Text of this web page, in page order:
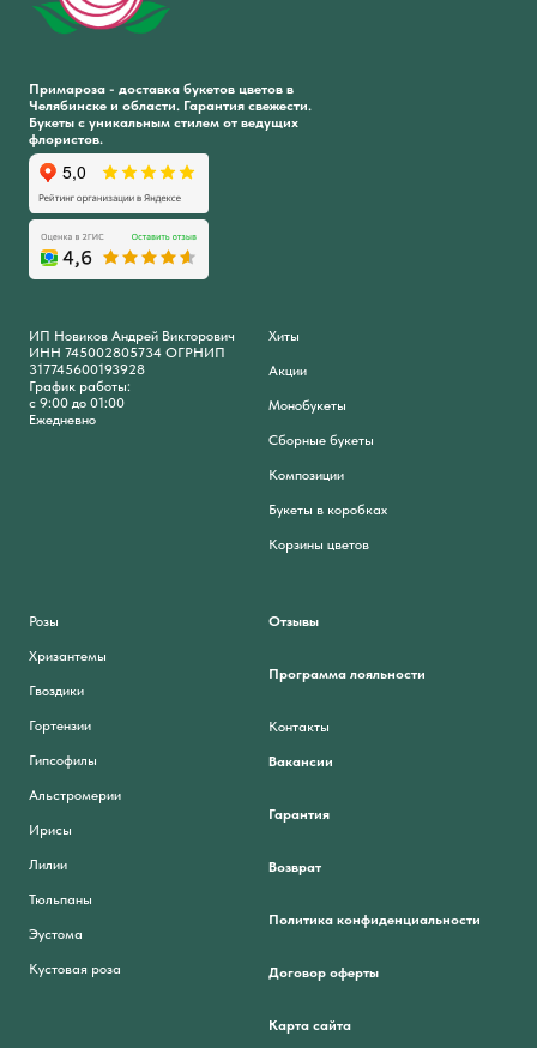
Примароза - доставка букетов цветов в
Челябинске и области. Гарантия свежести.
Букеты с уникальным стилем от ведущих
флористов.
ИП Новиков Андрей Викторович
ИНН 745002805734 ОГРНИП
317745600193928
График работы:
с 9:00 до 01:00
Ежедневно
Хиты
Акции
Монобукеты
Сборные букеты
Композиции
Букеты в коробках
Корзины цветов
Розы
Хризантемы
Гвоздики
Гортензии
Гипсофилы
Альстромерии
Ирисы
Лилии
Тюльпаны
Эустома
Кустовая роза
Отзывы
Программа лояльности
Контакты
Вакансии
Гарантия
Возврат
Политика конфиденциальности
Договор оферты
Карта сайта